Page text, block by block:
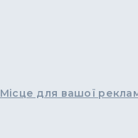
Місце для вашої